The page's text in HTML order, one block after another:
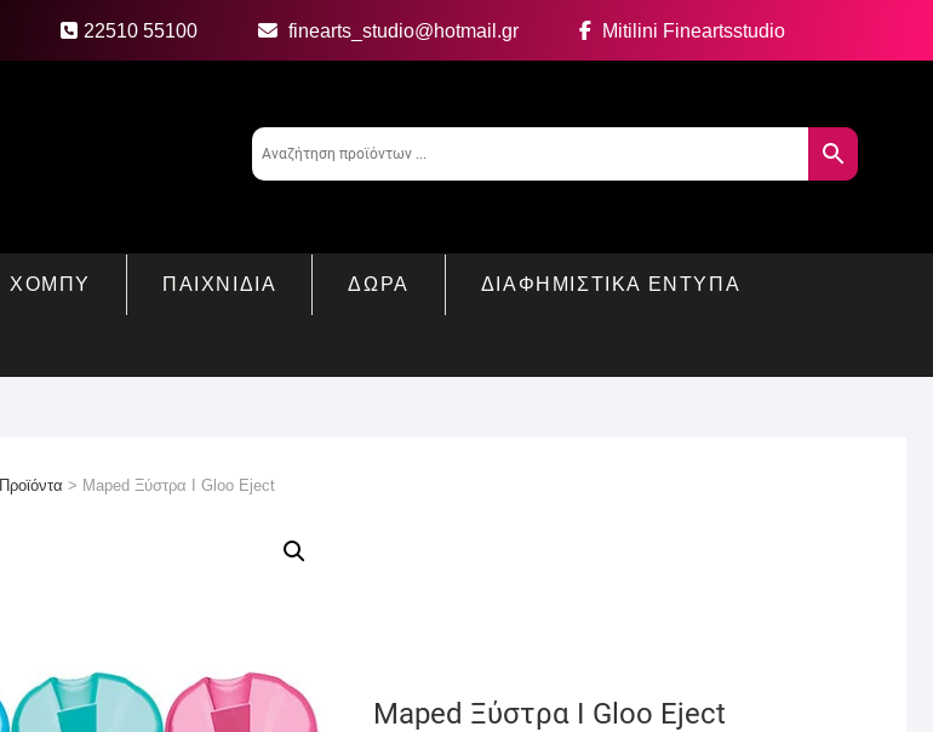
22510 55100 finearts_studio@hotmail.gr Mitilini Fineartsstudio
ΧΟΜΠΥ ΠΑΙΧΝΙΔΙΑ ΔΩΡΑ ΔΙΑΦΗΜΙΣΤΙΚΑ ΕΝΤΥΠΑ
Προϊόντα > Maped Ξύστρα I Gloo Eject
Maped Ξύστρα I Gloo Eject